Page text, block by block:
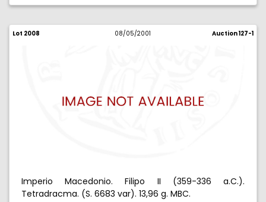
Lot 2008 08/05/2001 Auction 127-1
Imperio Macedonio. Filipo II (359-336 a.C.).
Tetradracma. (S. 6683 var). 13,96 g. MBC.